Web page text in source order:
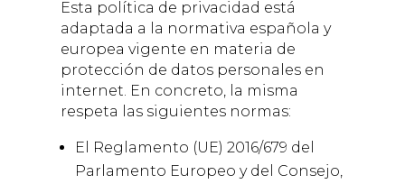
Esta política de privacidad está
adaptada a la normativa española y
europea vigente en materia de
protección de datos personales en
internet. En concreto, la misma
respeta las siguientes normas:
El Reglamento (UE) 2016/679 del
Parlamento Europeo y del Consejo,